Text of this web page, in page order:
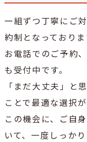
一組ずつ丁寧にご
約制となっておりま
お電話でのご予約
も受付中です。
「まだ大丈夫」と
ことで最適な選択が
この機会に、ご自
いて、一度しっか